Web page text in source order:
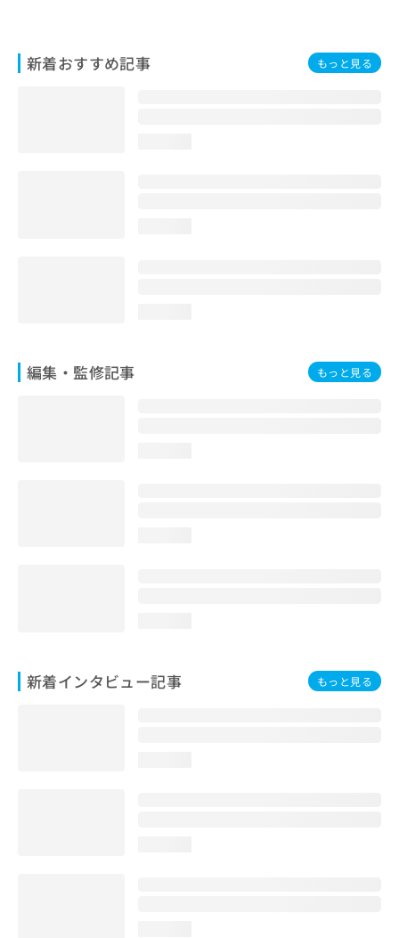
新着おすすめ記事 もっと見る
編集・監修記事 もっと見る
新着インタビュー記事 もっと見る
合